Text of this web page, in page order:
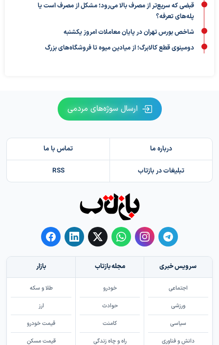
قبضی که سریع‌تر از مصرف بالا می‌رود؛ مشکل از مصرف است یا
پله‌های تعرفه؟
شاخص بورس تهران در پایان معاملات امروز یکشنبه
دومینوی قطع کالابرگ؛ از میادین میوه تا فروشگاه‌های بزرگ
ارسال سوژه‌های مردمی
درباره ما تماس با ما
تبلیغات در بازتاب RSS
سرویس خبری
اجتماعی
ورزشی
سیاسی
دانش و فناوری
مجله بازتاب
خودرو
حوادث
کامنت
راه و چاه زندگی
بازار
طلا و سکه
ارز
قیمت خودرو
قیمت مسکن